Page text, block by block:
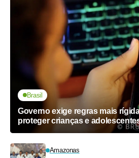
Brasil
Governo exige regras mais
proteger crianças e
Amazonas